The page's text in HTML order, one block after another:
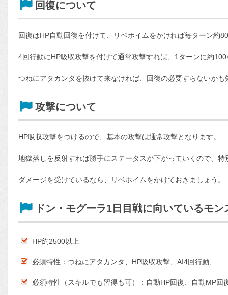
回復について
回復はHP自動回復を付けて、リベホイムをかければ毎ターン約
4回行動にHP吸収攻撃を付けて通常攻撃すれば、1ターンに約
つねにアタカンタを抜けて来なければ、回復の必要すらないかも
攻撃について
HP吸収攻撃をつけるので、基本の攻撃は通常攻撃となります。
地獄落しを反射すれば勝手にステータスが下がっていくので、
ダメージを受けているなら、リベホイムをかけておきましょう。
ドン・モグーラ1日目戦に向いているモ
HP約2500以上
必須特性：つねにアタカンタ、HP吸収攻撃、AI4回行動、
必須特性（スキルでも習得も可）：自動HP回復、自動MP回